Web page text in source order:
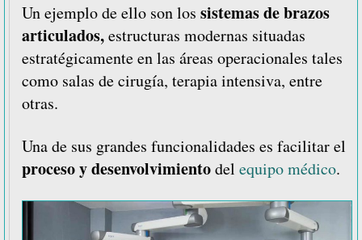
Un ejemplo de ello son los sistemas de brazos
articulados,estructuras modernas situadas
estratégicamente en las áreas operacionales tales
como salas de cirugía, terapia intensiva, entre
otras.
Una de sus grandes funcionalidades es facilitar el
proceso y desenvolvimientodel equipo médico.